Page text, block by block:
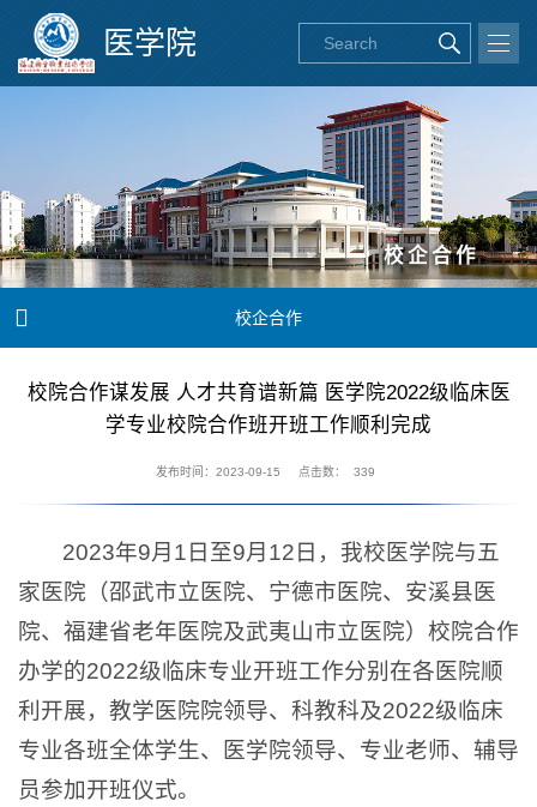
医学院
校企合作
 校企合作
校院合作谋发展 人才共育谱新篇 医学院2022级临床医
学专业校院合作班开班工作顺利完成
发布时间：2023-09-15 点击数： 339
2023年9月1日至9月12日，我校医学院与五
家医院（邵武市立医院、宁德市医院、安溪县医
院、福建省老年医院及武夷山市立医院）校院合作
办学的2022级临床专业开班工作分别在各医院顺
利开展，教学医院院领导、科教科及2022级临床
专业各班全体学生、医学院领导、专业老师、辅导
员参加开班仪式。